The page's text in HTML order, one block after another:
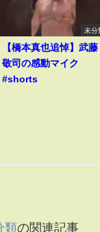
未分
【橋本真也追悼】武藤
敬司の感動マイク
#shorts
類の関連記事